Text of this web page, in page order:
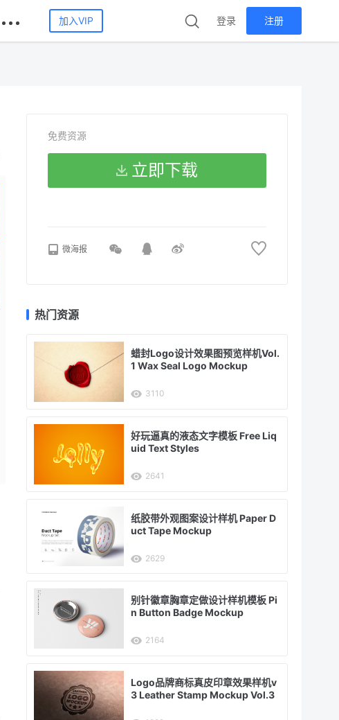
加入VIP 登录 注册
免费资源
立即下载
微海报
热门资源
蜡封Logo设计效果图预览样机Vol.
1 Wax Seal Logo Mockup
3110
好玩逼真的液态文字模板 Free Liq
uid Text Styles
2641
纸胶带外观图案设计样机 Paper D
uct Tape Mockup
2629
别针徽章胸章定做设计样机模板 Pi
n Button Badge Mockup
2164
Logo品牌商标真皮印章效果样机v
3 Leather Stamp Mockup Vol.3